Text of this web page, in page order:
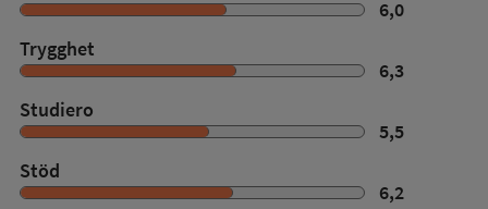
6,0
Trygghet
6,3
Studiero
5,5
Stöd
6,2